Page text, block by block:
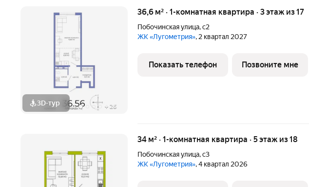
3D-тур + 26
36,6 м² · 1-комнатная квартира · 3 этаж из 17
Побочинская улица,с2
ЖК «Лугометрия», 2 квартал 2027
Показать телефон Позвоните мне
34 м² · 1-комнатная квартира · 5 этаж из 18
Побочинская улица,с3
ЖК «Лугометрия», 4 квартал 2026